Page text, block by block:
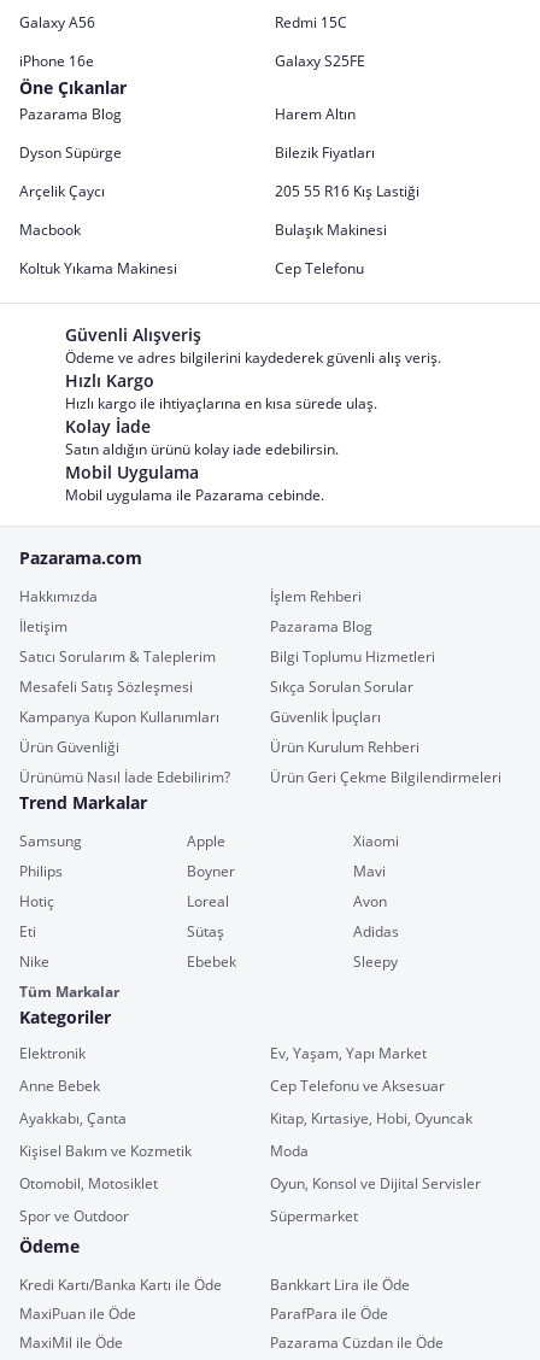
Galaxy A56
Redmi 15C
iPhone 16e
Galaxy S25FE
Öne Çıkanlar
Pazarama Blog
Harem Altın
Dyson Süpürge
Bilezik Fiyatları
Arçelik Çaycı
205 55 R16 Kış Lastiği
Macbook
Bulaşık Makinesi
Koltuk Yıkama Makinesi
Cep Telefonu
Güvenli Alışveriş
Ödeme ve adres bilgilerini kaydederek güvenli alış veriş.
Hızlı Kargo
Hızlı kargo ile ihtiyaçlarına en kısa sürede ulaş.
Kolay İade
Satın aldığın ürünü kolay iade edebilirsin.
Mobil Uygulama
Mobil uygulama ile Pazarama cebinde.
Pazarama.com
Hakkımızda
İşlem Rehberi
İletişim
Pazarama Blog
Satıcı Sorularım & Taleplerim
Bilgi Toplumu Hizmetleri
Mesafeli Satış Sözleşmesi
Sıkça Sorulan Sorular
Kampanya Kupon Kullanımları
Güvenlik İpuçları
Ürün Güvenliği
Ürün Kurulum Rehberi
Ürünümü Nasıl İade Edebilirim?
Ürün Geri Çekme Bilgilendirmeleri
Trend Markalar
Samsung Apple
Xiaomi
Philips
Boyner
Mavi
Hotiç
Loreal
Avon
Eti
Sütaş
Adidas
Nike
Ebebek
Sleepy
Tüm Markalar
Kategoriler
Elektronik
Ev, Yaşam, Yapı Market
Anne Bebek
Cep Telefonu ve Aksesuar
Ayakkabı, Çanta
Kitap, Kırtasiye, Hobi, Oyuncak
Kişisel Bakım ve Kozmetik
Moda
Otomobil, Motosiklet
Oyun, Konsol ve Dijital Servisler
Spor ve Outdoor
Süpermarket
Ödeme
Kredi Kartı/Banka Kartı ile Öde
Bankkart Lira ile Öde
MaxiPuan ile Öde
ParafPara ile Öde
MaxiMil ile Öde
Pazarama Cüzdan ile Öde